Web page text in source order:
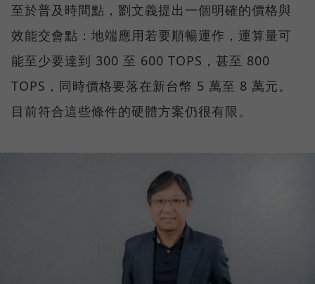
至於普及時間點，劉文義提出一個明確的價格與
效能交會點：地端應用若要順暢運作，運算量可
能至少要達到 300 至 600 TOPS，甚至 800
TOPS，同時價格要落在新台幣 5 萬至 8 萬元。
目前符合這些條件的硬體方案仍很有限。